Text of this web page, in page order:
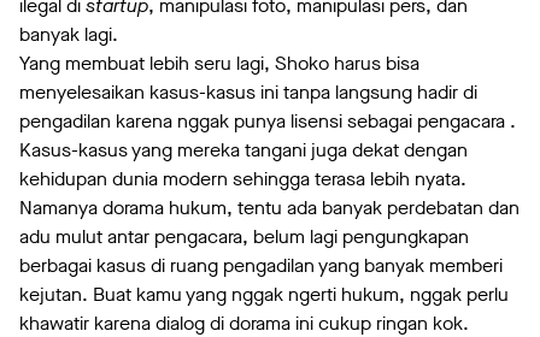
banyak lagi.
Yang membuat lebih seru lagi, Shoko harus bisa
menyelesaikan kasus-kasus ini tanpa langsung hadir di
pengadilan karena nggak punya lisensi sebagai pengacara .
Kasus-kasus yang mereka tangani juga dekat dengan
kehidupan dunia modern sehingga terasa lebih nyata.
Namanya dorama hukum, tentu ada banyak perdebatan dan
adu mulut antar pengacara, belum lagi pengungkapan
berbagai kasus di ruang pengadilan yang banyak memberi
kejutan. Buat kamu yang nggak ngerti hukum, nggak perlu
khawatir karena dialog di dorama ini cukup ringan kok.